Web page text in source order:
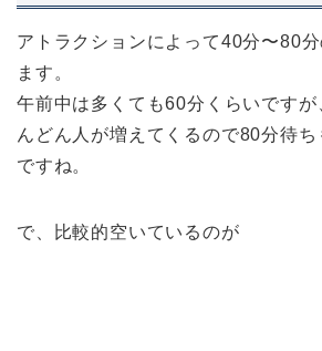
アトラクションによって40分〜80分
ます。
午前中は多くても60分くらいです
んどん人が増えてくるので80分待
ですね。
で、比較的空いているのが